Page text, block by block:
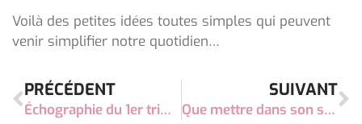
Voilà des petites idées toutes simples qui peuvent
venir simplifier notre quotidien…
PRÉCÉDENT
Échographie du 1er trimestre (entre 12 et 14 semaines d’aménorrhée)
SUIVANT
Que mettre dans son sac à langer ?